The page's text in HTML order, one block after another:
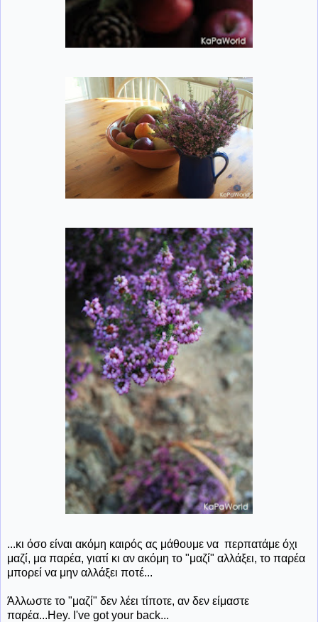
...κι όσο είναι ακόμη καιρός ας μάθουμε να περπατάμε όχι
μαζί, μα παρέα, γιατί κι αν ακόμη το "μαζί" αλλάξει, το παρέα
μπορεί να μην αλλάξει ποτέ...
Άλλωστε το "μαζί" δεν λέει τίποτε, αν δεν είμαστε
παρέα...Hey. I've got your back...